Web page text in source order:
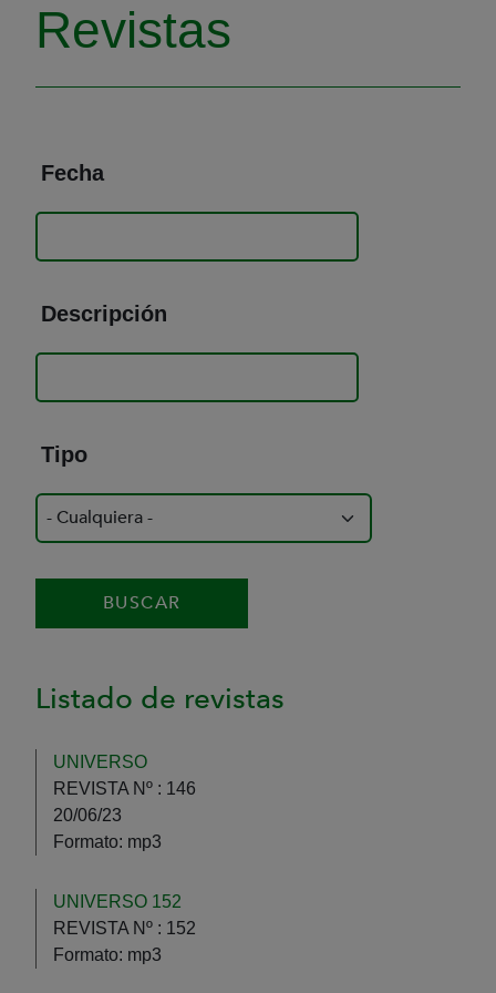
Revistas
Fecha
Descripción
Tipo
Listado de revistas
UNIVERSO
REVISTA Nº : 146
20/06/23
Formato: mp3
UNIVERSO 152
REVISTA Nº : 152
Formato: mp3